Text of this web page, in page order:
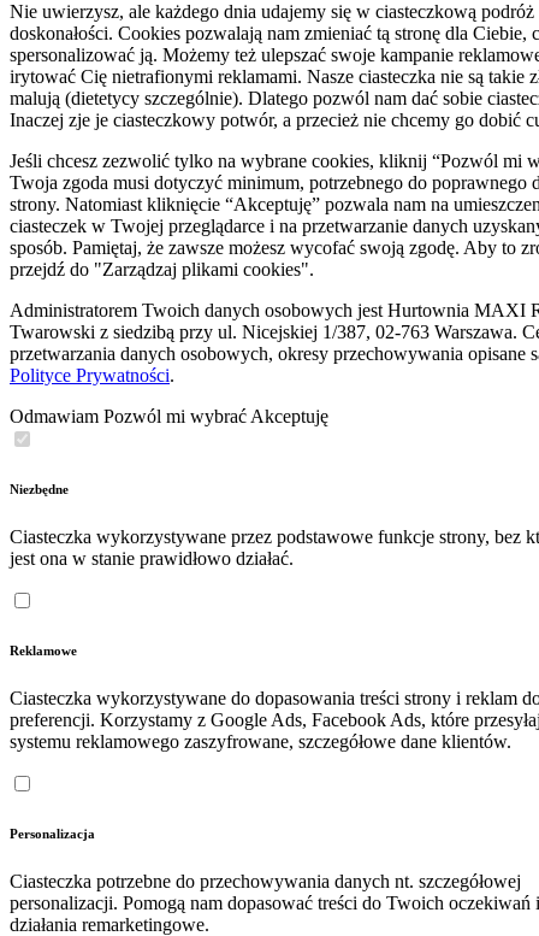
Nie uwierzysz, ale każdego dnia udajemy się w ciasteczkową podróż
doskonałości. Cookies pozwalają nam zmieniać tą stronę dla Ciebie,
spersonalizować ją. Możemy też ulepszać swoje kampanie
irytować Cię nietrafionymi reklamami. Nasze ciasteczka nie są takie
malują (dietetycy szczególnie). Dlatego pozwól nam dać sobie
Inaczej zje je ciasteczkowy potwór, a przecież nie chcemy go dobić
Jeśli chcesz zezwolić tylko na wybrane cookies, kliknij “Pozwól mi
Twoja zgoda musi dotyczyć minimum, potrzebnego do poprawnego
strony. Natomiast kliknięcie “Akceptuję” pozwala nam na
ciasteczek w Twojej przeglądarce i na przetwarzanie danych
sposób. Pamiętaj, że zawsze możesz wycofać swoją zgodę. Aby to
przejdź do "Zarządzaj plikami cookies".
Administratorem Twoich danych osobowych jest Hurtownia MAXI
Twarowski z siedzibą przy ul. Nicejskiej 1/387, 02-763 Warszawa.
przetwarzania danych osobowych, okresy przechowywania opisane
Polityce Prywatności.
Odmawiam Pozwól mi wybrać Akceptuję
Niezbędne
Ciasteczka wykorzystywane przez podstawowe funkcje strony, bez
jest ona w stanie prawidłowo działać.
Reklamowe
Ciasteczka wykorzystywane do dopasowania treści strony i reklam
preferencji. Korzystamy z Google Ads, Facebook Ads, które
systemu reklamowego zaszyfrowane, szczegółowe dane klientów.
Personalizacja
Ciasteczka potrzebne do przechowywania danych nt. szczegółowej
personalizacji. Pomogą nam dopasować treści do Twoich oczekiwań
działania remarketingowe.